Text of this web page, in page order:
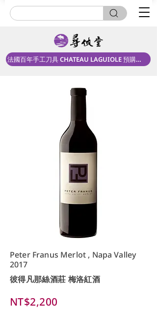
法國百年手工刀具 CHATEAU LAGUIOLE 預購中！
Peter Franus Merlot , Napa Valley
2017
彼得凡那絲酒莊 梅洛紅酒
NT$2,200